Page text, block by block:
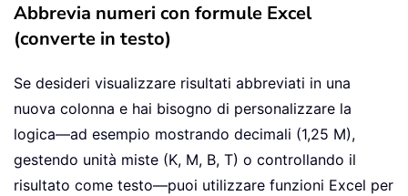
Abbrevia numeri con formule Excel
(converte in testo)
Se desideri visualizzare risultati abbreviati in una
nuova colonna e hai bisogno di personalizzare la
logica—ad esempio mostrando decimali (1,25 M),
gestendo unità miste (K, M, B, T) o controllando il
risultato come testo—puoi utilizzare funzioni Excel per